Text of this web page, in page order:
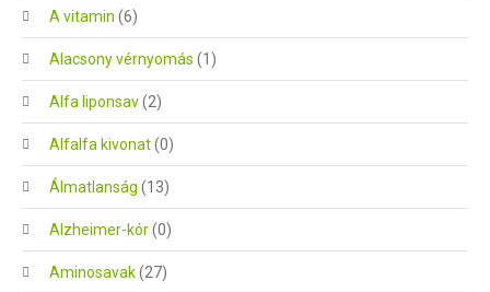
A vitamin (6)
Alacsony vérnyomás (1)
Alfa liponsav(2)
Alfalfa kivonat(0)
Álmatlanság (13)
Alzheimer-kór(0)
Aminosavak(27)